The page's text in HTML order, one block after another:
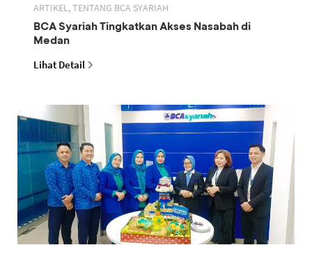
ARTIKEL, TENTANG BCA SYARIAH
BCA Syariah Tingkatkan Akses Nasabah di
Medan
Lihat Detail